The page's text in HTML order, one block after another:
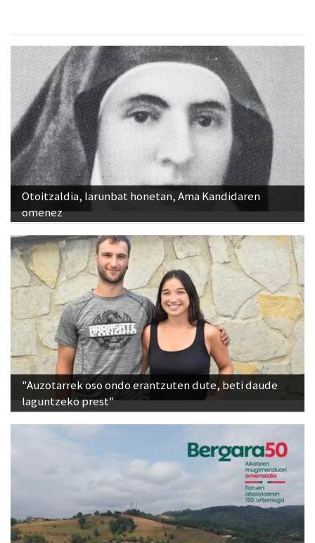
Otoitzaldia, larunbat honetan, Ama Kandidaren
omenez
"Auzotarrek oso ondo erantzuten dute, beti daude
laguntzeko prest"